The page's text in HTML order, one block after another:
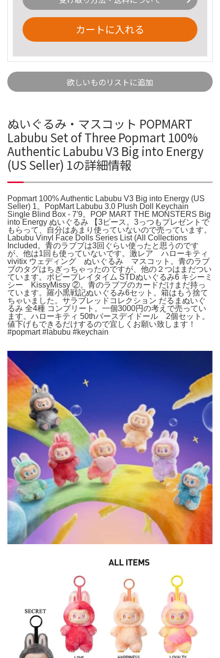
カートに入れる
欲しいものリストに追加
ぬいぐるみ・マスコット POPMART
Labubu Set of Three Popmart 100%
Authentic Labubu V3 Big into Energy
(US Seller) 1の詳細情報
Popmart 100% Authentic Labubu V3 Big into Energy (US
Seller) 1。PopMart Labubu 3.0 Plush Doll Keychain
Single Blind Box - 7'9。POP MART THE MONSTERS Big
into Energy ぬいぐるみ 【3ピース。3っつもプレゼントで
もらって、自分はあまり使っていないので売っています。
Labubu Vinyl Face Dolls Series List (All Collections
Included。青のラブブは3回ぐらい使ったと思うのです
が、他は1回も使っていないです。激レア ハローキティ
vivitix ウェディング ぬいぐるみ マスコット。青のラブ
ブのタグはちぎっちゃったのですが、他の２つはまだつい
ています。ポピープレイタイム STDぬいぐるみ6 キシーミ
シー KissyMissy ②。青のラブブのカードだけまだ持っ
ています。羅小黒戦記ぬいぐるみ6セット。箱はもう捨て
ちゃいました。サラブレッドコレクション だるまぬいぐ
るみ 全4種 コンプリート。一個3000円の考えで売ってい
ます。ハローキティ 50thバースデイドール 2個セット。
値下げもできるだけするので宜しくお願い致します！
#popmart #labubu #keychain